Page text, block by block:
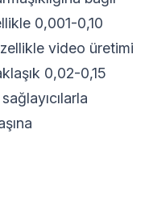
0,001-0,10
video üretimi
0,02-0,15